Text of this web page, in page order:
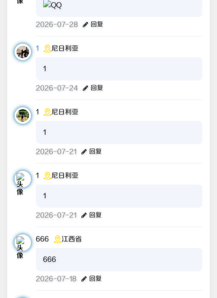
2026-07-28 回复
1 尼日利亚
1
2026-07-24 回复
1 尼日利亚
1
2026-07-21 回复
1 尼日利亚
1
2026-07-21 回复
666 江西省
666
2026-07-18 回复